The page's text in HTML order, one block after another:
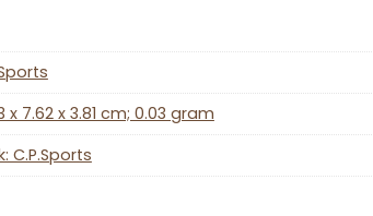
x 7.62 x 3.81 cm; 0.03 gram
C.P.Sports